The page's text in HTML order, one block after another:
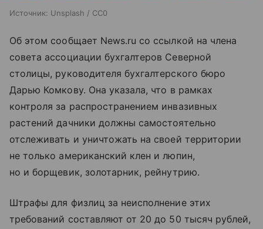
Источник: Unsplash / CC0
Об этом сообщает News.ru со ссылкой на члена
совета ассоциации бухгалтеров Северной
столицы, руководителя бухгалтерского бюро
Дарью Комкову. Она указала, что в рамках
контроля за распространением инвазивных
растений дачники должны самостоятельно
отслеживать и уничтожать на своей территории
не только американский клен и люпин,
но и борщевик, золотарник, рейнутрию.
Штрафы для физлиц за неисполнение этих
требований составляют от 20 до 50 тысяч рублей,